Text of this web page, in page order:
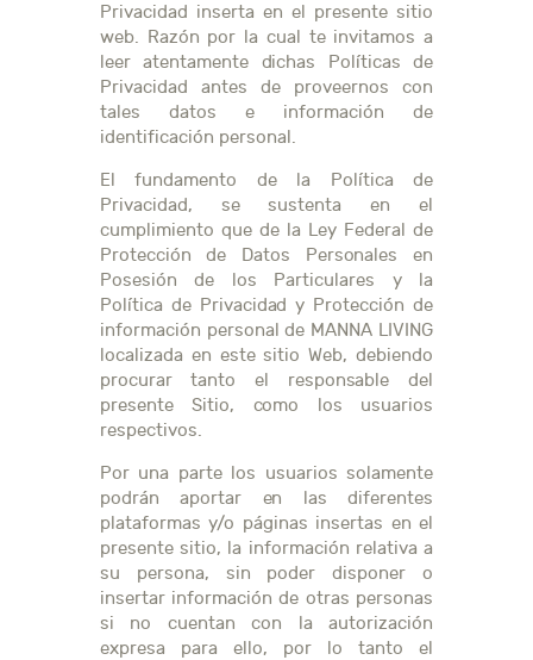
Privacidad inserta en el presente sitio
web. Razón por la cual te invitamos a
leer atentamente dichas Políticas de
Privacidad antes de proveernos con
tales datos e información de
identificación personal.
El fundamento de la Política de
Privacidad, se sustenta en el
cumplimiento que de la Ley Federal de
Protección de Datos Personales en
Posesión de los Particulares y la
Política de Privacidad y Protección de
información personal de MANNA LIVING
localizada en este sitio Web, debiendo
procurar tanto el responsable del
presente Sitio, como los usuarios
respectivos.
Por una parte los usuarios solamente
podrán aportar en las diferentes
plataformas y/o páginas insertas en el
presente sitio, la información relativa a
su persona, sin poder disponer o
insertar información de otras personas
si no cuentan con la autorización
expresa para ello, por lo tanto el